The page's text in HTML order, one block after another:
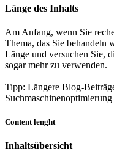
Länge des Inhalts
Am Anfang, wenn Sie
Thema, das Sie behandeln
Länge und versuchen Sie,
sogar mehr zu verwenden.
Tipp: Längere Blog-
Suchmaschinenoptimierung
Content lenght
Inhaltsübersicht